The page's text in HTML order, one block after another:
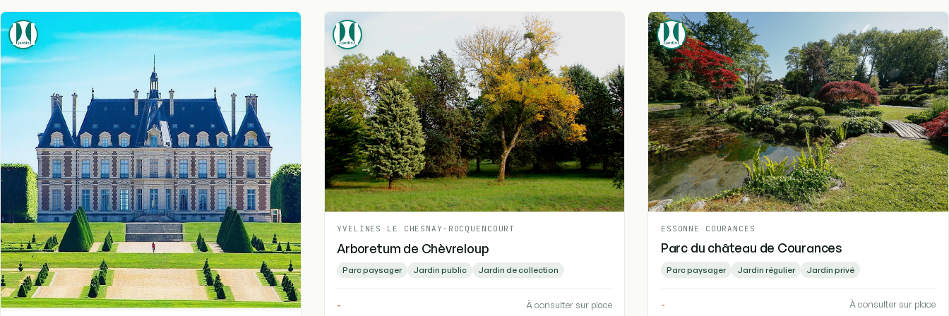
YVELINES - LE CHESNAY-ROCQUENCOURT
Arboretum de Chèvreloup
Parc paysager Jardin public Jardin de collection
- À consulter sur place
ESSONNE - COURANCES
Parc du château de Courances
Parc paysager Jardin régulier Jardin privé
- À consulter sur place